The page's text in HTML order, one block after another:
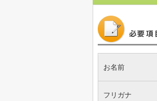
お名前
フリガナ